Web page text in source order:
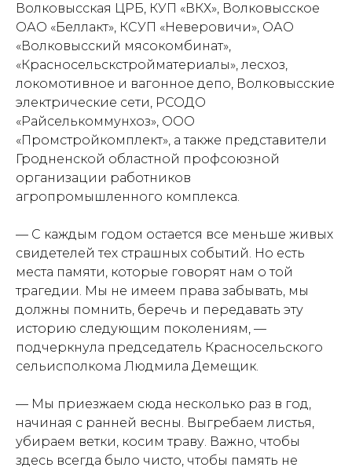
Волковысская ЦРБ, КУП «ВКХ», Волковысское
ОАО «Беллакт», КСУП «Неверовичи», ОАО
«Волковысский мясокомбинат»,
«Красносельскстройматериалы», лесхоз,
локомотивное и вагонное депо, Волковысские
электрические сети, РСОДО
«Райселькоммунхоз», ООО
«Промстройкомплект», а также представители
Гродненской областной профсоюзной
организации работников
агропромышленного комплекса.
— С каждым годом остается все меньше живых
свидетелей тех страшных событий. Но есть
места памяти, которые говорят нам о той
трагедии. Мы не имеем права забывать, мы
должны помнить, беречь и передавать эту
историю следующим поколениям, —
подчеркнула председатель Красносельского
сельисполкома Людмила Демещик.
— Мы приезжаем сюда несколько раз в год,
начиная с ранней весны. Выгребаем листья,
убираем ветки, косим траву. Важно, чтобы
здесь всегда было чисто, чтобы память не